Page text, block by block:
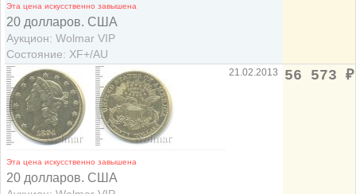
Эта цена искусственно завышена
20 долларов. США
Аукцион: Wolmar VIP
Состояние: XF+/AU
Эта цена искусственно завышена
20 долларов. США
21.02.2013 56 573 ₽